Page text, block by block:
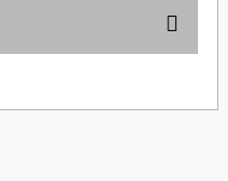
kullanarak tarafımıza